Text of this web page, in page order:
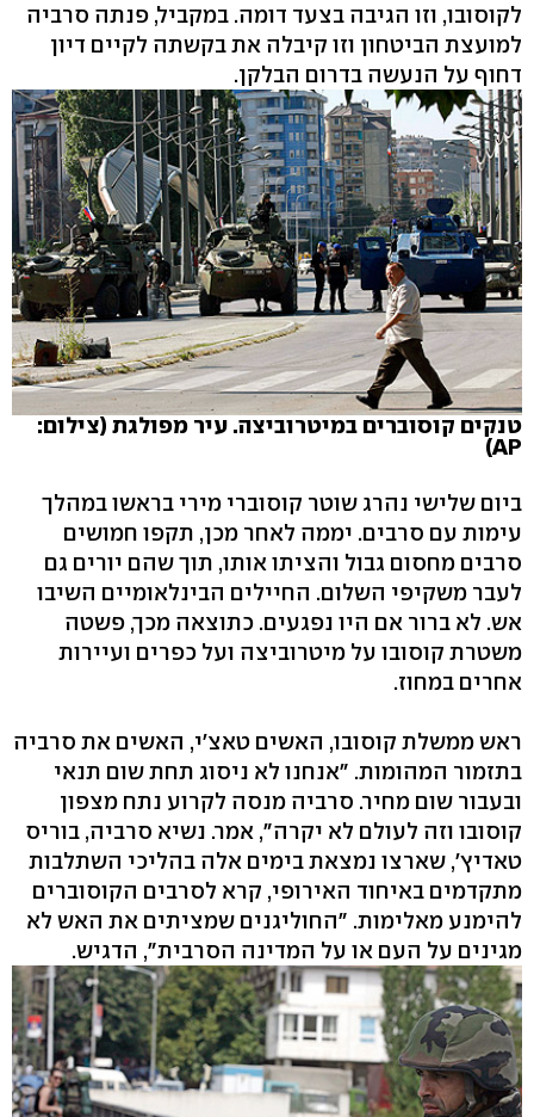
לקוסובו, וזו הגיבה בצעד דומה. במקביל, פנתה סרביה
למועצת הביטחון וזו קיבלה את בקשתה לקיים דיון
דחוף על הנעשה בדרום הבלקן.
טנקים קוסוברים במיטרוביצה. עיר מפולגת (צילום:
AP)
ביום שלישי נהרג שוטר קוסוברי מירי בראשו במהלך
עימות עם סרבים. יממה לאחר מכן, תקפו חמושים
סרבים מחסום גבול והציתו אותו, תוך שהם יורים גם
לעבר משקיפי השלום. החיילים הבינלאומיים השיבו
אש. לא ברור אם היו נפגעים. כתוצאה מכך, פשטה
משטרת קוסובו על מיטרוביצה ועל כפרים ועיירות
אחרים במחוז.
ראש ממשלת קוסובו, האשים טאצ'י, האשים את סרביה
בתזמור המהומות. "אנחנו לא ניסוג תחת שום תנאי
ובעבור שום מחיר. סרביה מנסה לקרוע נתח מצפון
קוסובו וזה לעולם לא יקרה", אמר. נשיא סרביה, בוריס
טאדיץ', שארצו נמצאת בימים אלה בהליכי השתלבות
מתקדמים באיחוד האירופי, קרא לסרבים הקוסוברים
להימנע מאלימות. "החוליגנים שמציתים את האש לא
מגינים על העם או על המדינה הסרבית", הדגיש.